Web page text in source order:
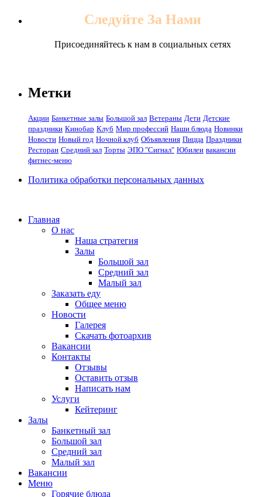
Следуйте За Нами
Присоединяйтесь к нам в социальных сетях
Метки
Акции Банкетные залы Большой зал Ветераны Дети Детские
праздники Кинобар Клуб Мир профессий Наши блюда Новинки
Новости Новый год Ночной клуб Объявления Пицца Праздники
Ресторан Средний зал Торты ЭПО "Сигнал" Юбилеи вакансии
фитнес-меню
Политика обработки персональных данных
Главная
О нас
Наша стратегия
Залы
Большой зал
Средний зал
Малый зал
Заказать еду
Общее меню
Новости
Галерея
Скачать фотоархив
Вакансии
Контакты
Отзывы
Оставить отзыв
Написать нам
Услуги
Кейтеринг
Залы
Банкетный зал
Большой зал
Средний зал
Малый зал
Вакансии
Меню
Горячие блюда